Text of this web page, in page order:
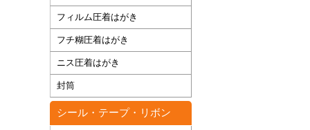
フィルム圧着はがき
フチ糊圧着はがき
ニス圧着はがき
封筒
シール・テープ・リボン